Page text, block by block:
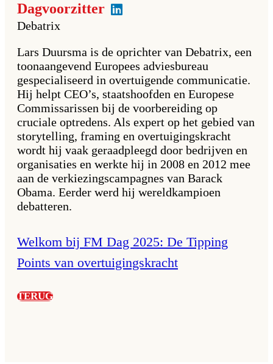
Dagvoorzitter
Debatrix
Lars Duursma is de oprichter van Debatrix, een
toonaangevend Europees adviesbureau
gespecialiseerd in overtuigende communicatie.
Hij helpt CEO’s, staatshoofden en Europese
Commissarissen bij de voorbereiding op
cruciale optredens. Als expert op het gebied van
storytelling, framing en overtuigingskracht
wordt hij vaak geraadpleegd door bedrijven en
organisaties en werkte hij in 2008 en 2012 mee
aan de verkiezingscampagnes van Barack
Obama. Eerder werd hij wereldkampioen
debatteren.
Welkom bij FM Dag 2025: De Tipping
Points van overtuigingskracht
TERUG